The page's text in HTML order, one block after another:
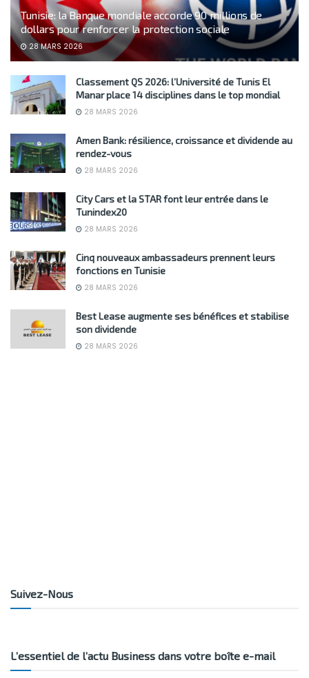
Tunisie: la Banque mondiale accorde 90 millions de
dollars pour renforcer la protection sociale
28 MARS 2026
Classement QS 2026: l’Université de Tunis El
Manar place 14 disciplines dans le top mondial
28 MARS 2026
Amen Bank: résilience, croissance et dividende au
rendez-vous
28 MARS 2026
City Cars et la STAR font leur entrée dans le
Tunindex20
28 MARS 2026
Cinq nouveaux ambassadeurs prennent leurs
fonctions en Tunisie
28 MARS 2026
Best Lease augmente ses bénéfices et stabilise
son dividende
28 MARS 2026
Suivez-Nous
L’essentiel de l’actu Business dans votre boîte e-mail